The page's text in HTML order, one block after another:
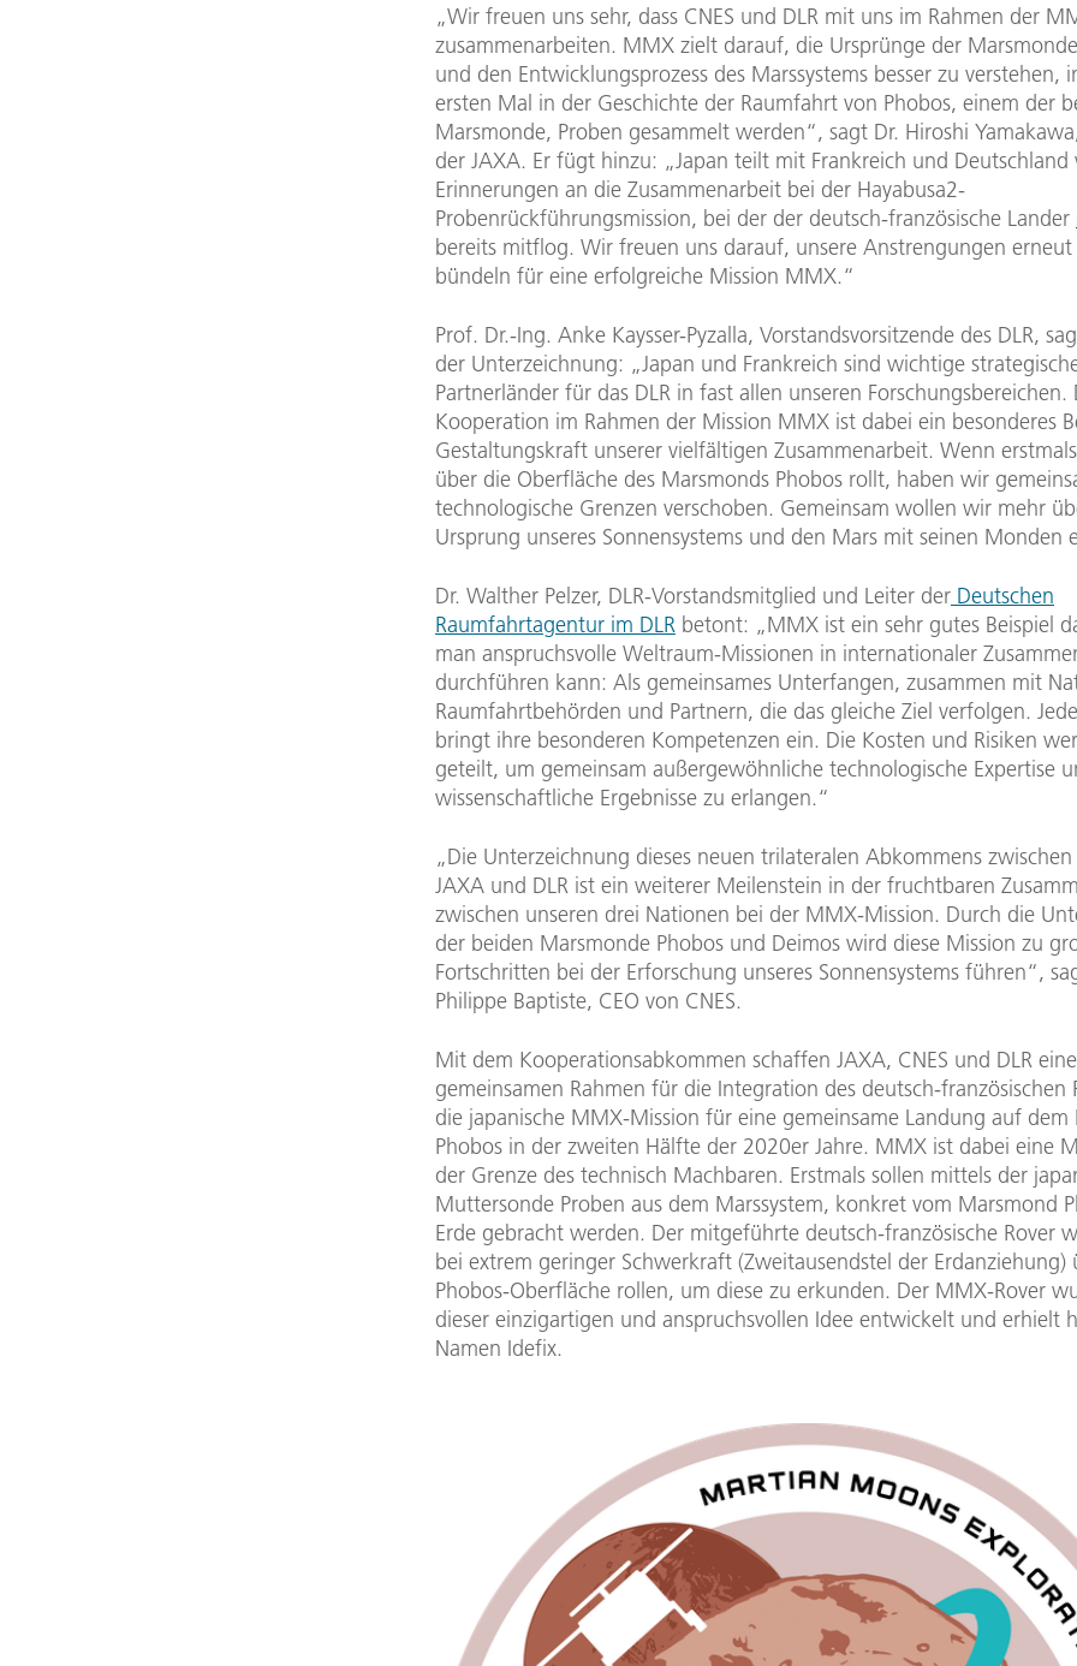
„Wir freuen uns sehr, dass CNES und DLR mit uns im Rahmen der
zusammenarbeiten. MMX zielt darauf, die Ursprünge der
und den Entwicklungsprozess des Marssystems besser zu verstehen,
ersten Mal in der Geschichte der Raumfahrt von Phobos, einem der
Marsmonde, Proben gesammelt werden“, sagt Dr. Hiroshi
der JAXA. Er fügt hinzu: „Japan teilt mit Frankreich und
Erinnerungen an die Zusammenarbeit bei der Hayabusa2-
Probenrückführungsmission, bei der der deutsch-französische Lander
bereits mitflog. Wir freuen uns darauf, unsere Anstrengungen erneut
bündeln für eine erfolgreiche Mission MMX.“
Prof. Dr.-Ing. Anke Kaysser-Pyzalla, Vorstandsvorsitzende des DLR,
der Unterzeichnung: „Japan und Frankreich sind wichtige
Partnerländer für das DLR in fast allen unseren Forschungsbereichen.
Kooperation im Rahmen der Mission MMX ist dabei ein besonderes
Gestaltungskraft unserer vielfältigen Zusammenarbeit. Wenn
über die Oberfläche des Marsmonds Phobos rollt, haben wir
technologische Grenzen verschoben. Gemeinsam wollen wir mehr
Ursprung unseres Sonnensystems und den Mars mit seinen Monden
Dr. Walther Pelzer, DLR-Vorstandsmitglied und Leiter der Deutschen
Raumfahrtagentur im DLR betont: „MMX ist ein sehr gutes Beispiel
man anspruchsvolle Weltraum-Missionen in internationaler
durchführen kann: Als gemeinsames Unterfangen, zusammen mit
Raumfahrtbehörden und Partnern, die das gleiche Ziel verfolgen.
bringt ihre besonderen Kompetenzen ein. Die Kosten und Risiken
geteilt, um gemeinsam außergewöhnliche technologische Expertise
wissenschaftliche Ergebnisse zu erlangen.“
„Die Unterzeichnung dieses neuen trilateralen Abkommens zwischen
JAXA und DLR ist ein weiterer Meilenstein in der fruchtbaren
zwischen unseren drei Nationen bei der MMX-Mission. Durch die
der beiden Marsmonde Phobos und Deimos wird diese Mission zu
Fortschritten bei der Erforschung unseres Sonnensystems führen“,
Philippe Baptiste, CEO von CNES.
Mit dem Kooperationsabkommen schaffen JAXA, CNES und DLR
gemeinsamen Rahmen für die Integration des deutsch-französischen
die japanische MMX-Mission für eine gemeinsame Landung auf dem
Phobos in der zweiten Hälfte der 2020er Jahre. MMX ist dabei eine
der Grenze des technisch Machbaren. Erstmals sollen mittels der
Muttersonde Proben aus dem Marssystem, konkret vom Marsmond
Erde gebracht werden. Der mitgeführte deutsch-französische Rover
bei extrem geringer Schwerkraft (Zweitausendstel der Erdanziehung)
Phobos-Oberfläche rollen, um diese zu erkunden. Der MMX-Rover
dieser einzigartigen und anspruchsvollen Idee entwickelt und erhielt
Namen Idefix.